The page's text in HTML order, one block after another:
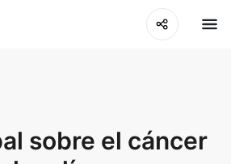
sobre el cáncer